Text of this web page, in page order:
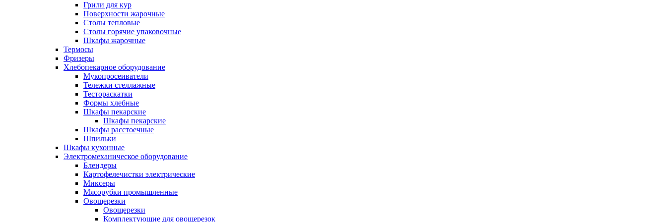
Грили для кур
Поверхности жарочные
Столы тепловые
Столы горячие упаковочные
Шкафы жарочные
Термосы
Фризеры
Хлебопекарное оборудование
Мукопросеиватели
Тележки стеллажные
Тестораскатки
Формы хлебные
Шкафы пекарские
Шкафы пекарские
Шкафы расстоечные
Шпильки
Шкафы кухонные
Электромеханическое оборудование
Блендеры
Картофелечистки электрические
Миксеры
Мясорубки промышленные
Овощерезки
Овощерезки
Комплектующие для овощерезок